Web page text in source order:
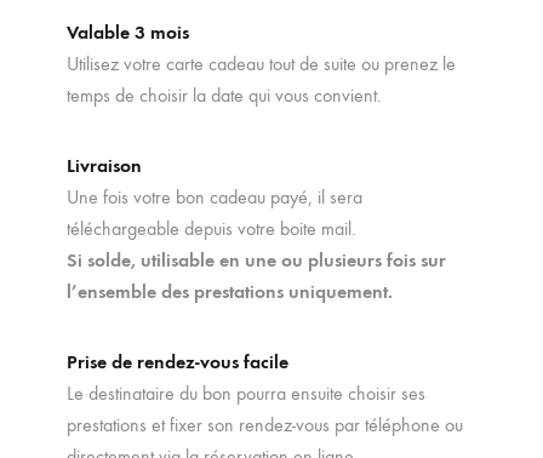
Valable 3 mois
Utilisez votre carte cadeau tout de suite ou prenez le
temps de choisir la date qui vous convient.
Livraison
Une fois votre bon cadeau payé, il sera
téléchargeable depuis votre boite mail.
Si solde, utilisable en une ou plusieurs fois sur
l’ensemble des prestations uniquement.
Prise de rendez-vous facile
Le destinataire du bon pourra ensuite choisir ses
prestations et fixer son rendez-vous par téléphone ou